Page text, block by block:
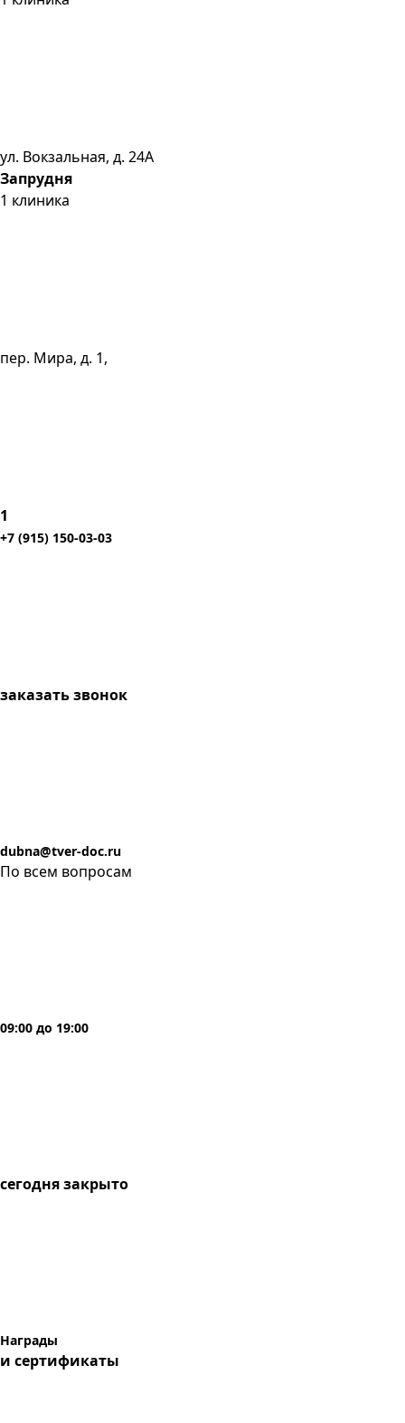
ул. Вокзальная, д. 24А
Запрудня
1 клиника
пер. Мира, д. 1,
1
+7 (915) 150-03-03
заказать звонок
dubna@tver-doc.ru
По всем вопросам
09:00 до 19:00
сегоднязакрыто
Награды
и сертификаты